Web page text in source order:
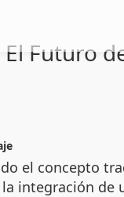
Futuro
el concepto
integración de